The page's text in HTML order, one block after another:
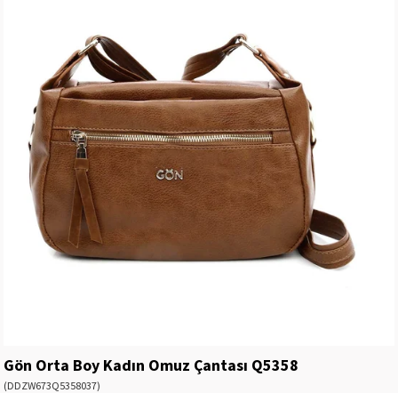
Gön Orta Boy Kadın Omuz Çantası Q5358
(DDZW673Q5358037)